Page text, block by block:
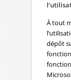
À tout
dépôt